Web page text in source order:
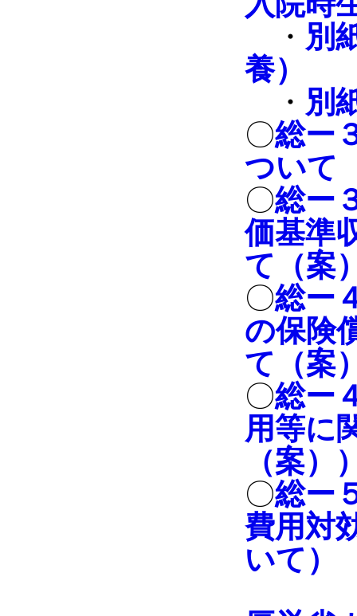
・ 別
養）
・ 別
〇総ー
ついて
〇総ー
価基準
て（案
〇総ー
の保険
て（案
〇総ー
用等に
（案）
〇総ー
費用対
いて）